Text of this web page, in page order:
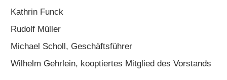
Kathrin Funck
Rudolf Müller
Michael Scholl, Geschäftsführer
Wilhelm Gehrlein, kooptiertes Mitglied des Vorstands